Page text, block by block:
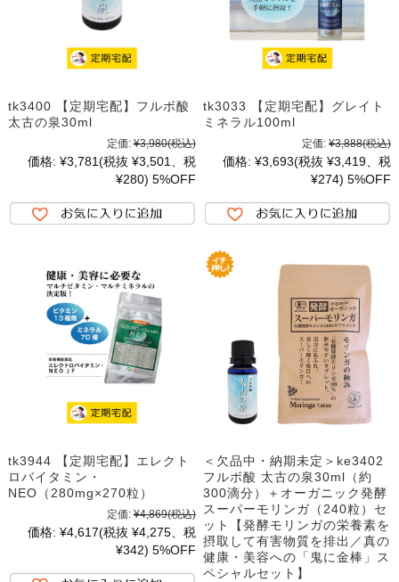
tk3400 【定期宅配】フルボ酸
太古の泉30ml
定価: ¥3,980(税込)
価格: ¥3,781(税抜 ¥3,501、税
¥280) 5%OFF
tk3033 【定期宅配】グレイト
ミネラル100ml
定価: ¥3,888(税込)
価格: ¥3,693(税抜 ¥3,419、税
¥274) 5%OFF
tk3944 【定期宅配】エレクト
ロバイタミン・
NEO（280mg×270粒）
定価: ¥4,869(税込)
価格: ¥4,617(税抜 ¥4,275、税
¥342) 5%OFF
＜欠品中・納期未定＞ke3402
フルボ酸 太古の泉30ml（約
300滴分）＋オーガニック発酵
スーパーモリンガ（240粒）セ
ット【発酵モリンガの栄養素を
摂取して有害物質を排出／真の
健康・美容への「鬼に金棒」ス
ペシャルセット】